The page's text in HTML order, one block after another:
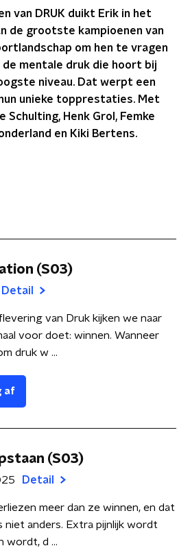
van DRUK duikt Erik in het
de grootste kampioenen van
om hen te vragen
de mentale druk die hoort bij
niveau. Dat werpt een
unieke topprestaties. Met
Schulting, Henk Grol, Femke
en Kiki Bertens.
(S03)
Detail
van Druk kijken we naar
voor doet: winnen. Wanneer
druk w ...
af
(S03)
Detail
meer dan ze winnen, en dat
niet anders. Extra pijnlijk wordt
wordt, d ...